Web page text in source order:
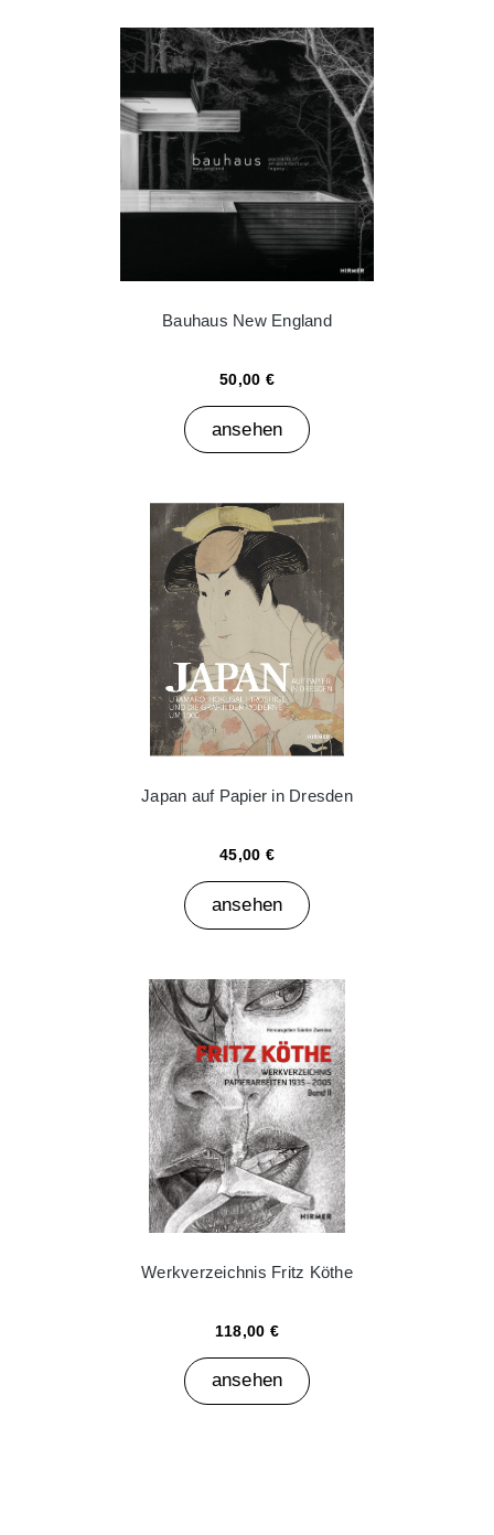
Bauhaus New England
50,00 €
ansehen
Japan auf Papier in Dresden
45,00 €
ansehen
Werkverzeichnis Fritz Köthe
118,00 €
ansehen